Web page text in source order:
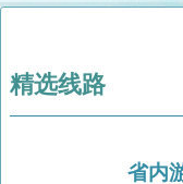
精选线路
省内